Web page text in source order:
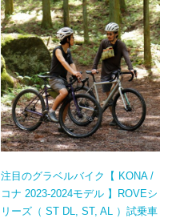
注目のグラベルバイク【 KONA /
コナ 2023-2024モデル 】ROVEシ
リーズ（ ST DL, ST, AL ）試乗車